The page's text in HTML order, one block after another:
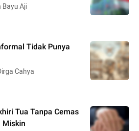
Aji
Tidak Punya
Cahya
Tua Tanpa Cemas
Miskin